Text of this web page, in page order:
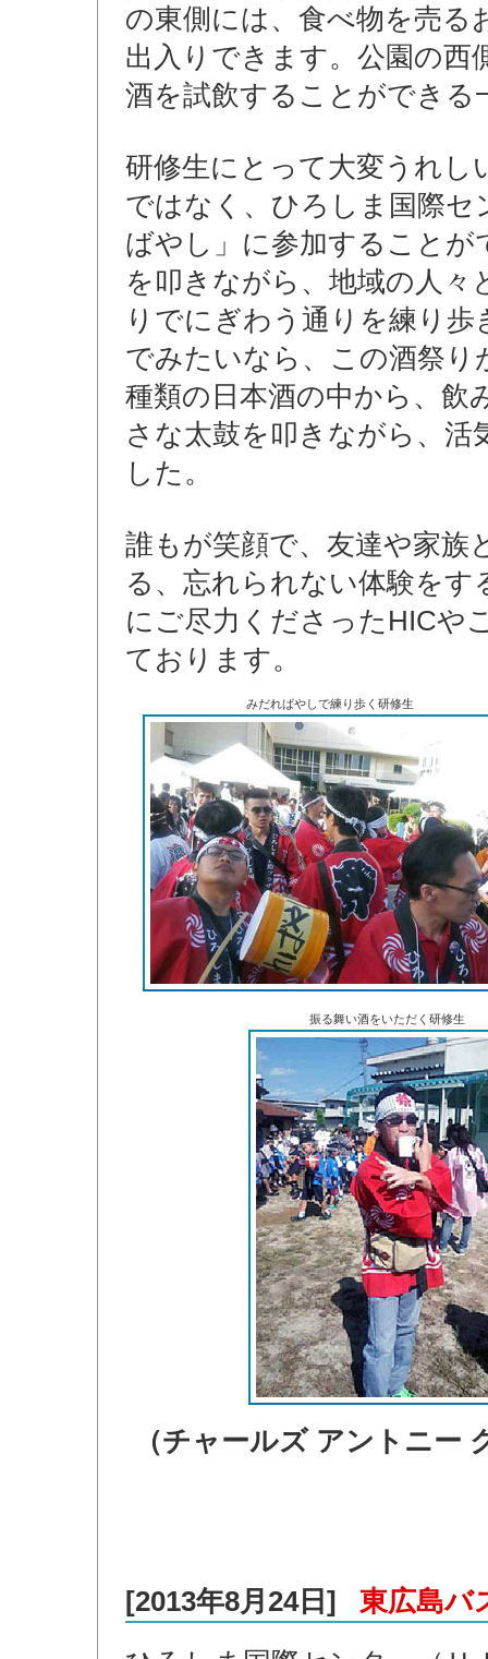
の東側には、食べ物を売る
出入りできます。公園の西
酒を試飲することができる
研修生にとって大変うれし
ではなく、ひろしま国際
ばやし」に参加することが
を叩きながら、地域の人
りでにぎわう通りを練り
でみたいなら、この酒祭
種類の日本酒の中から、飲
さな太鼓を叩きながら、
した。
誰もが笑顔で、友達や家族
る、忘れられない体験を
にご尽力くださったHICや
ております。
みだればやしで練り歩く研修生
振る舞い酒をいただく研修生
（チャールズ アントニー
[2013年8月24日] 東広島バ